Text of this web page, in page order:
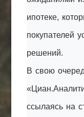
ипотеке,
покупателей
решений.
В свою
ссылаясь на